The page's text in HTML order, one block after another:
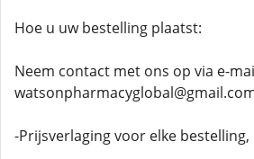
Hoe u uw bestelling plaatst:
Neem contact met ons op via e-
-Prijsverlaging voor elke bestelling,